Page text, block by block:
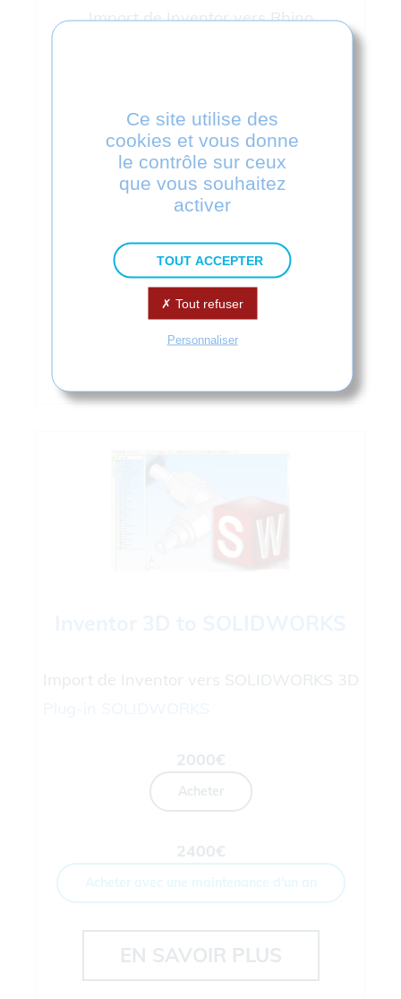
Import de Inventor vers Rhino
Acheter
1380€
EN SAVOIR PLUS
Télécharger
Télécharger
Import de Inventor vers SOLIDWORKS 3D
2000€
Acheter
2400€
Acheter avec une maintenance d'un an
EN SAVOIR PLUS
Ce site utilise des
cookies et vous donne
le contrôle sur ceux
que vous souhaitez
activer
TOUT ACCEPTER
Tout refuser
Personnaliser